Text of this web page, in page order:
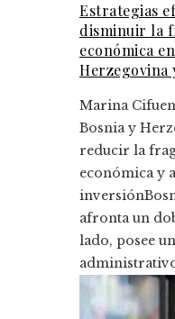
Estrategias
disminuir la
económica
Herzegovina
Marina
Bosnia y
reducir la
económica y
afronta un
lado, posee